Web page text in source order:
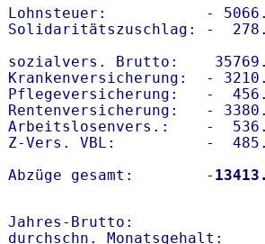
Lohnsteuer:           -
Solidaritätszuschlag: -
sozialvers. Brutto:
Krankenversicherung:  -
Pflegeversicherung:   -
Rentenversicherung:   -
Arbeitslosenvers.:    -
Z-Vers. VBL:          -
Abzüge gesamt:        -
Jahres-Brutto: